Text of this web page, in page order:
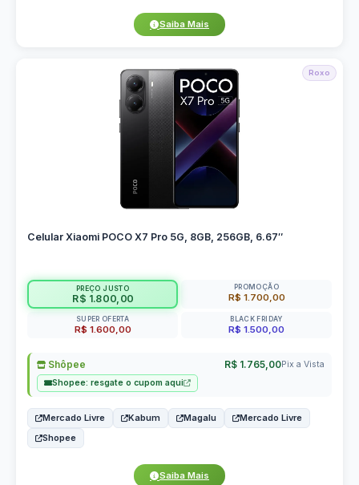
Saiba Mais
Roxo
Celular Xiaomi POCO X7 Pro 5G, 8GB, 256GB, 6.67″
PREÇO JUSTO
R$ 1.800,00
PROMOÇÃO
R$ 1.700,00
SUPER OFERTA
R$ 1.600,00
BLACK FRIDAY
R$ 1.500,00
Shôpee R$ 1.765,00Pix a Vista
Shopee: resgate o cupom aqui
Mercado Livre Kabum Magalu
Mercado Livre
Shopee
Saiba Mais